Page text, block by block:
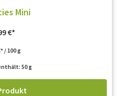
Mini
€
/ 100g
50g